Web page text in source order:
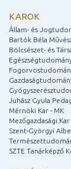
KAROK
Állam- és
Bartók Béla
Bölcsészet- és
Juhász Gyula
Mérnöki Kar - MK
Mezőgazdasági Kar
Szent-Györgyi
SZTE Tanárképző